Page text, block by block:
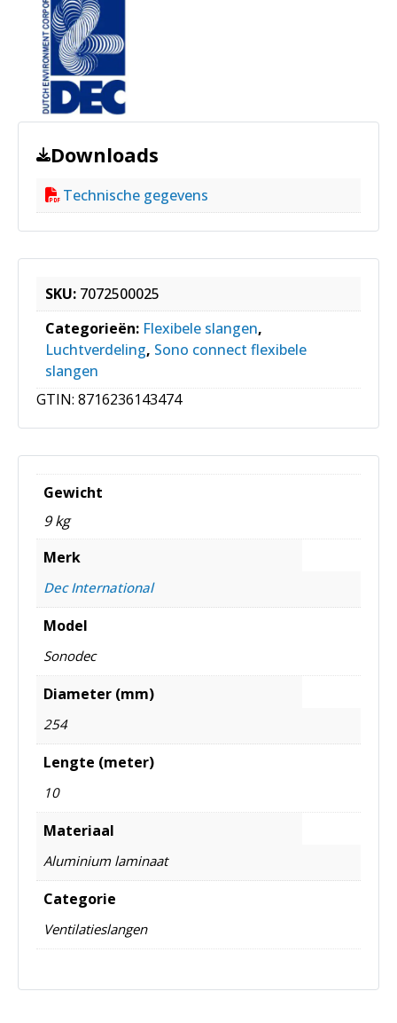
Downloads
Technische gegevens
SKU: 7072500025
Categorieën: Flexibele slangen,
Luchtverdeling, Sono connect flexibele
slangen
GTIN: 8716236143474
Gewicht
9 kg
Merk
Dec International
Model
Sonodec
Diameter (mm)
254
Lengte (meter)
10
Materiaal
Aluminium laminaat
Categorie
Ventilatieslangen